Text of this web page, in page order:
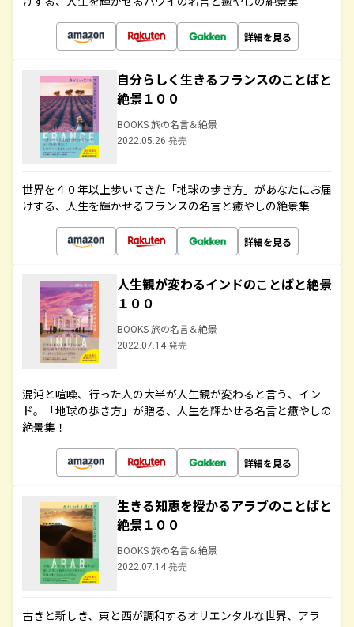
詳細を見る
自分らしく生きるフランスのことばと
絶景１００
BOOKS 旅の名言＆絶景
2022.05.26 発売
世界を４０年以上歩いてきた「地球の歩き方」があなたにお届
けする、人生を輝かせるフランスの名言と癒やしの絶景集
詳細を見る
人生観が変わるインドのことばと絶景
１００
BOOKS 旅の名言＆絶景
2022.07.14 発売
混沌と喧噪、行った人の大半が人生観が変わると言う、イン
ド。「地球の歩き方」が贈る、人生を輝かせる名言と癒やしの
絶景集！
詳細を見る
生きる知恵を授かるアラブのことばと
絶景１００
BOOKS 旅の名言＆絶景
2022.07.14 発売
古きと新しき、東と西が調和するオリエンタルな世界、アラ